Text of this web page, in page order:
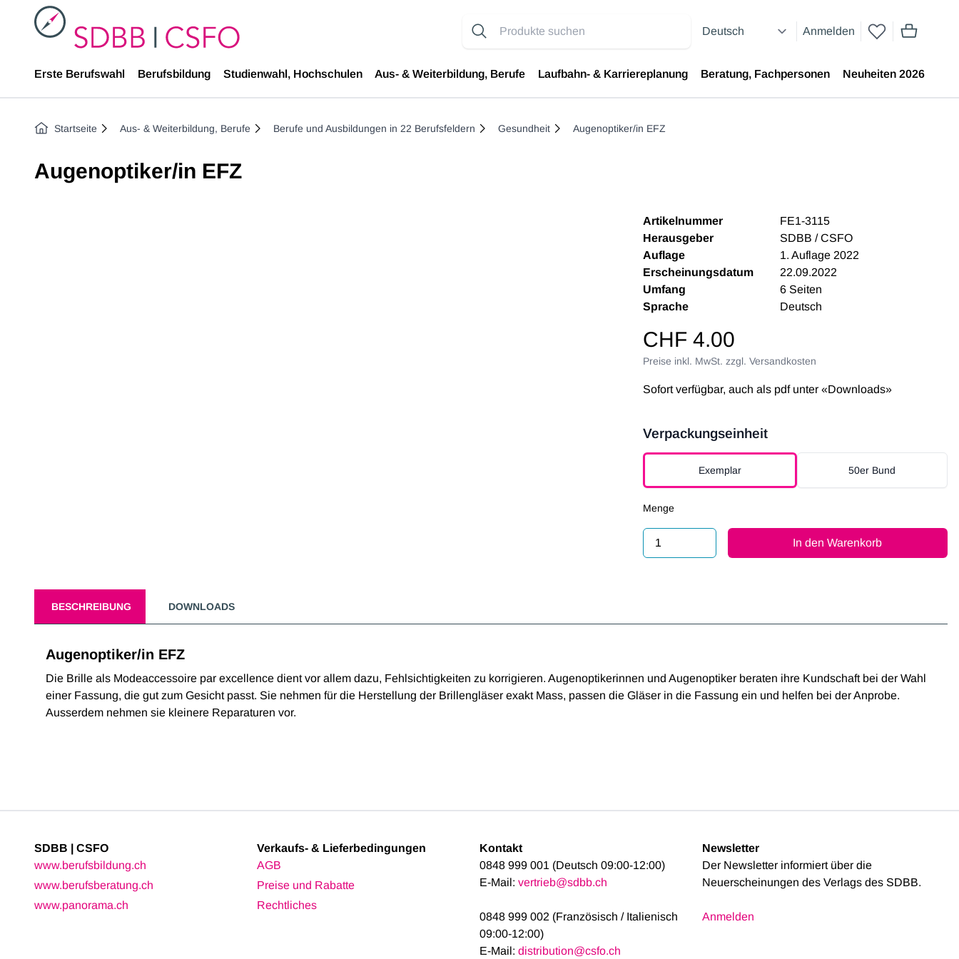
SDBB
Anmelden
Artikel im
Erste Berufswahl Berufsbildung Studienwahl, Hochschulen Aus- & Weiterbildung, Berufe Laufbahn- & Karriereplanung Beratung, Fachpersonen Neuheiten 2026
Startseite Aus- & Weiterbildung, Berufe Berufe und Ausbildungen in 22 Berufsfeldern Gesundheit Augenoptiker/in EFZ
Augenoptiker/in EFZ
Artikelnummer
FE1-3115
Herausgeber
SDBB / CSFO
Auflage
1. Auflage 2022
Erscheinungsdatum
22.09.2022
Umfang
6 Seiten
Sprache
Deutsch
CHF 4.00
Preise inkl. MwSt. zzgl. Versandkosten
Sofort verfügbar, auch als pdf unter «Downloads»
Verpackungseinheit
Verpackungseinheit
Exemplar 50er Bund
Menge
In den Warenkorb
BESCHREIBUNG DOWNLOADS
Augenoptiker/in EFZ
Die Brille als Modeaccessoire par excellence dient vor allem dazu, Fehlsichtigkeiten zu korrigieren. Augenoptikerinnen und Augenoptiker beraten ihre Kundschaft bei der Wahl
einer Fassung, die gut zum Gesicht passt. Sie nehmen für die Herstellung der Brillengläser exakt Mass, passen die Gläser in die Fassung ein und helfen bei der Anprobe.
Ausserdem nehmen sie kleinere Reparaturen vor.
SDBB | CSFO
www.berufsbildung.ch
www.berufsberatung.ch
www.panorama.ch
Verkaufs- & Lieferbedingungen
AGB
Preise und Rabatte
Rechtliches
Kontakt
0848 999 001 (Deutsch 09:00-12:00)
E-Mail: vertrieb@sdbb.ch
0848 999 002 (Französisch / Italienisch
09:00-12:00)
E-Mail: distribution@csfo.ch
Newsletter
Der Newsletter informiert über die
Neuerscheinungen des Verlags des SDBB.
Anmelden